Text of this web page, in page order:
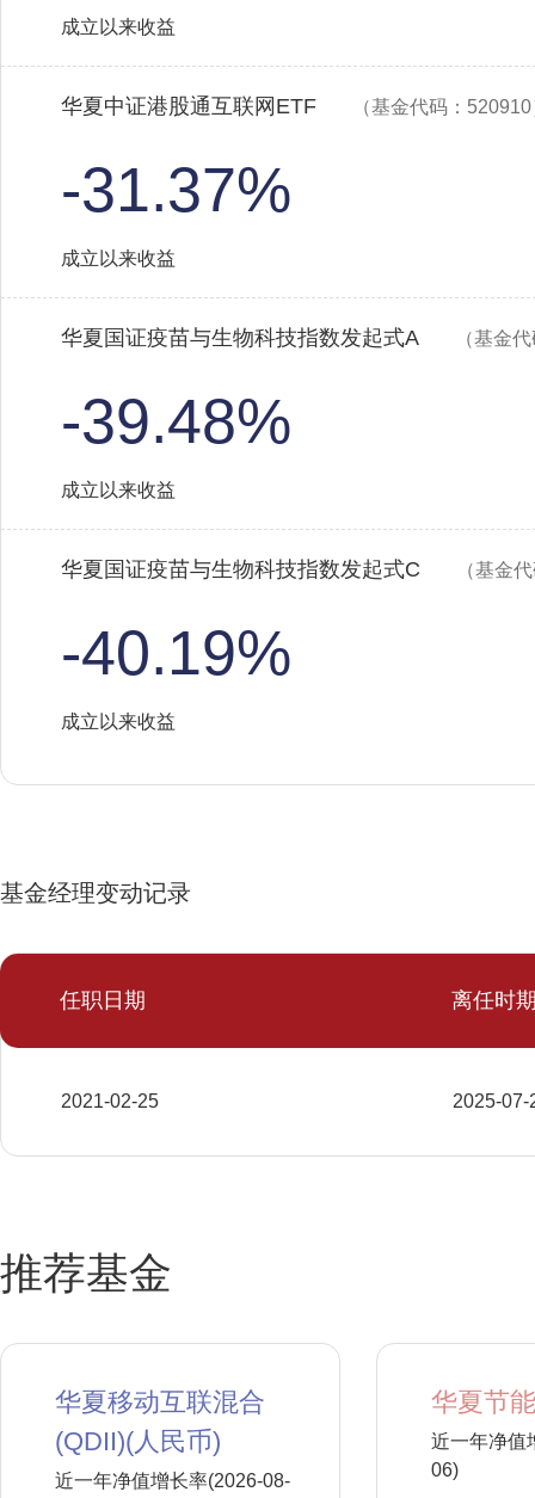
成立以来收益
华夏中证港股通互联网ETF （基金代码：
-31.37%
成立以来收益
华夏国证疫苗与生物科技指数发起式A （基金
-39.48%
成立以来收益
华夏国证疫苗与生物科技指数发起式C （基金
-40.19%
成立以来收益
基金经理变动记录
任职日期 离任时
2021-02-25 2025-07-
推荐基金
华夏移动互联混合
(QDII)(人民币)
近一年净值增长率(2026-08-
华夏节
近一年净值
06)